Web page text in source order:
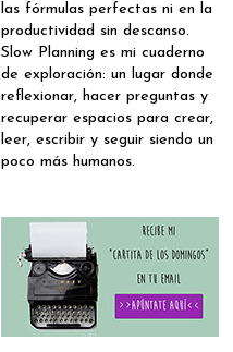
las fórmulas perfectas ni en la
productividad sin descanso.
Slow Planning es mi cuaderno
de exploración: un lugar donde
reflexionar, hacer preguntas y
recuperar espacios para crear,
leer, escribir y seguir siendo un
poco más humanos.